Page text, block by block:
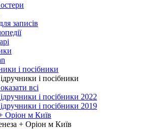
записів
і посібники
і посібники
всі
і посібники 2022
і посібники 2019
Оріон м Київ
+ Оріон м Київ